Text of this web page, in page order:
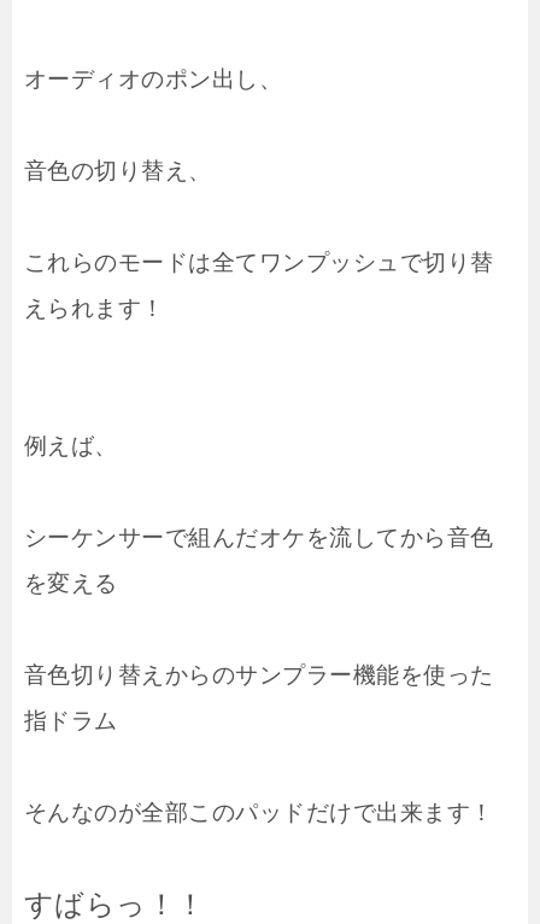
オーディオのポン出し、
音色の切り替え、
これらのモードは全てワンプッシュで切り替
えられます！
例えば、
シーケンサーで組んだオケを流してから音色
を変える
音色切り替えからのサンプラー機能を使った
指ドラム
そんなのが全部このパッドだけで出来ます！
すばらっ！！